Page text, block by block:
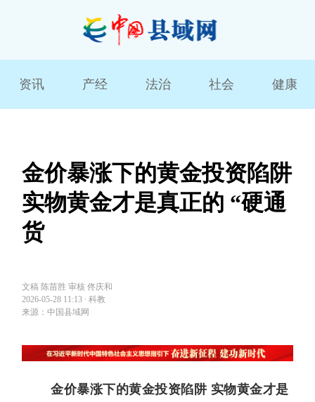
资讯 产经 法治 社会 健康
金价暴涨下的黄金投资陷阱
实物黄金才是真正的 “硬通
货
文稿 陈苗胜 审核 佟庆和
2026-05-28 11:13 ∙科教
来源：中国县域网
金价暴涨下的黄金投资陷阱 实物黄金才是